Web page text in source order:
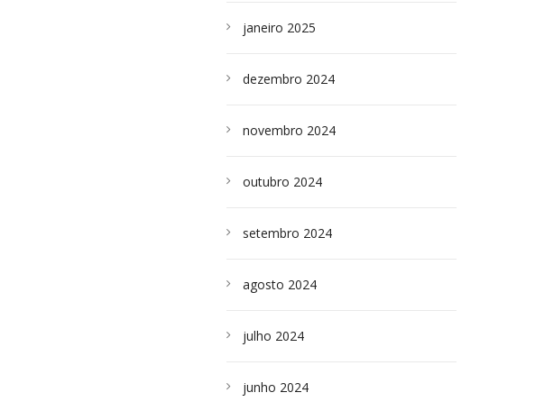
janeiro 2025
dezembro 2024
novembro 2024
outubro 2024
setembro 2024
agosto 2024
julho 2024
junho 2024